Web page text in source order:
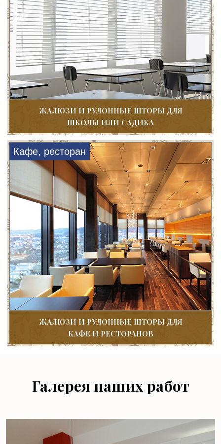
ЖАЛЮЗИ И РУЛОННЫЕ ШТОРЫ ДЛЯ
ШКОЛЫ ИЛИ САДИКА
Кафе, ресторан
ЖАЛЮЗИ И РУЛОННЫЕ ШТОРЫ ДЛЯ
КАФЕ И РЕСТОРАНОВ
Галерея наших работ